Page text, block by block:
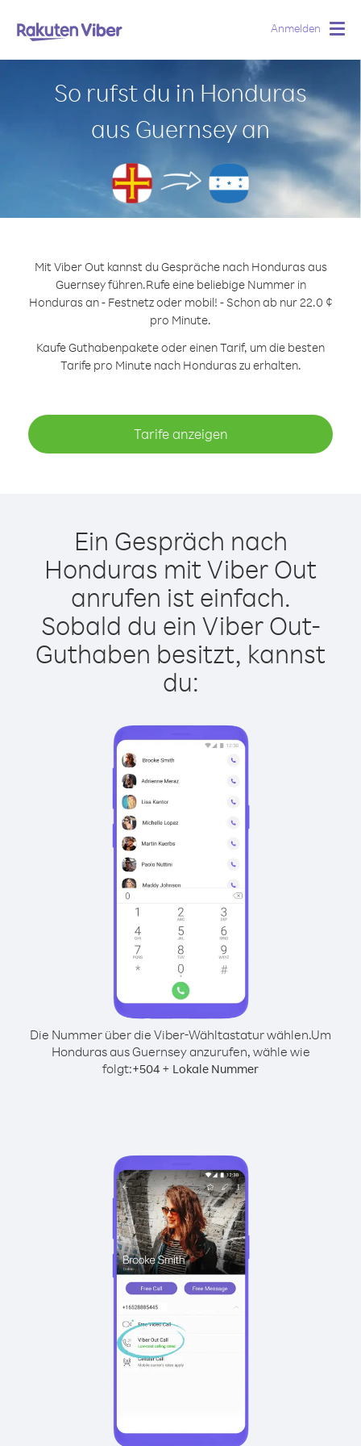
Anmelden
So rufst du in Honduras
aus Guernsey an
Mit Viber Out kannst du Gespräche nach Honduras aus
Guernsey führen.Rufe eine beliebige Nummer in
Honduras an - Festnetz oder mobil! - Schon ab nur 22.0 ¢
pro Minute.
Kaufe Guthabenpakete oder einen Tarif, um die besten
Tarife pro Minute nach Honduras zu erhalten.
Tarife anzeigen
Ein Gespräch nach
Honduras mit Viber Out
anrufen ist einfach.
Sobald du ein Viber Out-
Guthaben besitzt, kannst
du:
Die Nummer über die Viber-Wähltastatur wählen.Um
Honduras aus Guernsey anzurufen, wähle wie
folgt:+504 + Lokale Nummer